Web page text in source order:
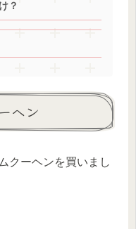
？
ヘン
クーヘンを買いまし